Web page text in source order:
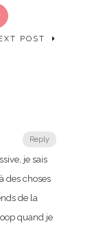
POST
Reply
je sais
des choses
de la
quand je